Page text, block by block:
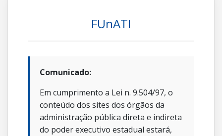
FUnATI
Comunicado:
Em cumprimento a Lei n. 9.504/97, o
conteúdo dos sites dos órgãos da
administração pública direta e indireta
do poder executivo estadual estará,